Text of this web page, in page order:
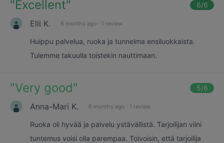
"Excellent" 6/6
Elli K. 6 months ago · 1 review
Huippu palvelua, ruoka ja tunnelma ensiluokkaista.
Tulemme takuulla toistekin nauttimaan.
"Very good" 5/6
Anna-Mari K. 6 months ago · 1 review
Ruoka oli hyvää ja palvelu ystävällistä. Tarjoilijan viini
tuntemus voisi olla parempaa. Toivoisin, että tarjoilija